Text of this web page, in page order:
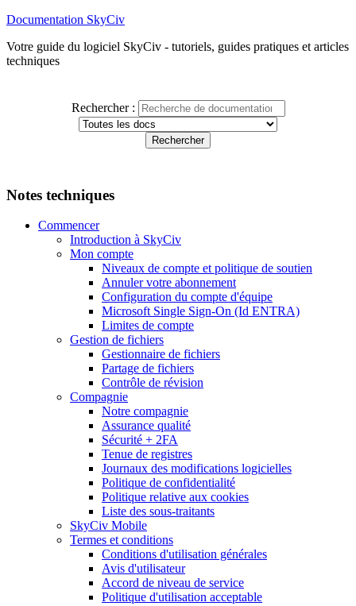
Documentation SkyCiv
Votre guide du logiciel SkyCiv - tutoriels, guides pratiques et articles
techniques
Rechercher :
Notes techniques
Commencer
Introduction à SkyCiv
Mon compte
Niveaux de compte et politique de soutien
Annuler votre abonnement
Configuration du compte d'équipe
Microsoft Single Sign-On (Id ENTRA)
Limites de compte
Gestion de fichiers
Gestionnaire de fichiers
Partage de fichiers
Contrôle de révision
Compagnie
Notre compagnie
Assurance qualité
Sécurité + 2FA
Tenue de registres
Journaux des modifications logicielles
Politique de confidentialité
Politique relative aux cookies
Liste des sous-traitants
SkyCiv Mobile
Termes et conditions
Conditions d'utilisation générales
Avis d'utilisateur
Accord de niveau de service
Politique d'utilisation acceptable